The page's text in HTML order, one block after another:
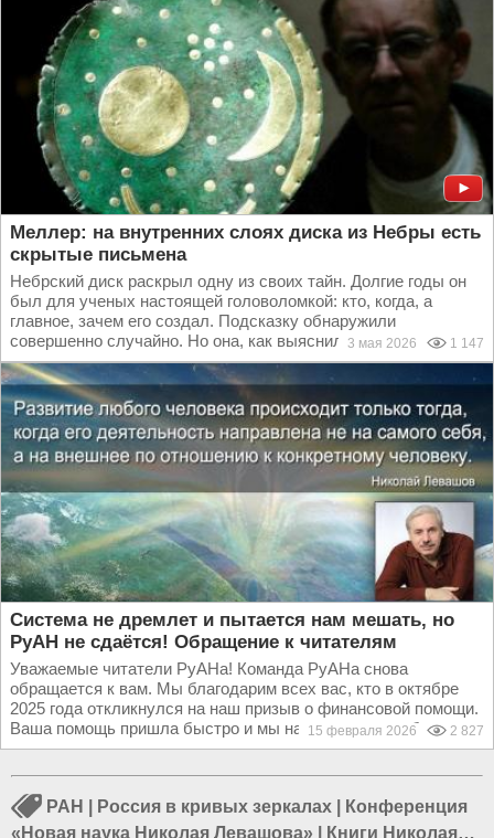
Меллер: на внутренних слоях диска из Небры есть
скрытые письмена
Небрский диск раскрыл одну из своих тайн. Долгие годы он
был для ученых настоящей головоломкой: кто, когда, а
главное, зачем его создал. Подсказку обнаружили
совершенно случайно. Но она, как выяснилось, может...
3 мая 2026 1 147
Система не дремлет и пытается нам мешать, но
РуАН не сдаётся! Обращение к читателям
Уважаемые читатели РуАНа! Команда РуАНа снова
обращается к вам. Мы благодарим всех вас, кто в октябре
2025 года откликнулся на наш призыв о финансовой помощи.
Ваша помощь пришла быстро и мы надеялись в ноябре...
15 февраля 2026 2 827
РАН Россия в кривых зеркалах
Конференция
«Новая наука Николая Левашова»
Книги Николая